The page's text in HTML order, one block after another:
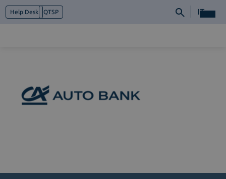
Help Desk QTSP IT
Cosa facciamo
Piattaforme